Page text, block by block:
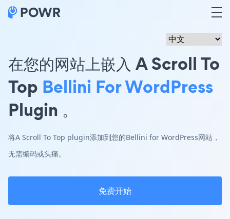
在您的网站上嵌入 A Scroll To
Top Bellini For WordPress
Plugin 。
将A Scroll To Top plugin添加到您的Bellini for WordPress网站，
无需编码或头痛。
免费开始